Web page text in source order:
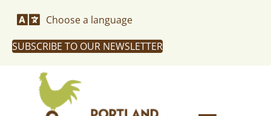
Choose a language
SUBSCRIBE TO OUR NEWSLETTER